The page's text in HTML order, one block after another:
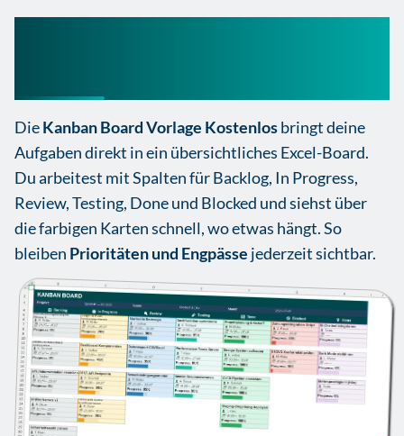
DieKanban Board Vorlage Kostenlosbringt deine
Aufgaben direkt in ein übersichtliches Excel-Board.
Du arbeitest mit Spalten für Backlog, In Progress,
Review, Testing, Done und Blocked und siehst über
die farbigen Karten schnell, wo etwas hängt. So
bleiben Prioritäten und Engpässe jederzeit sichtbar.